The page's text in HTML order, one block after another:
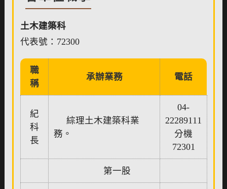
土木建築科
代表號：72300
職
稱
承辦業務 電話
紀
科
長
綜理土木建築科業
務。
04-
22289111
分機
72301
第一股